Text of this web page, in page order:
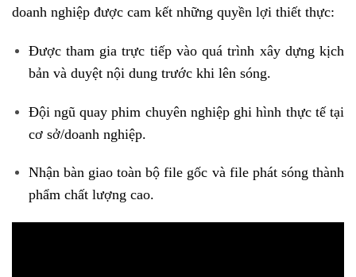
doanh nghiệp được cam kết những quyền lợi thiết thực:
Được tham gia trực tiếp vào quá trình xây dựng kịch
bản và duyệt nội dung trước khi lên sóng.
Đội ngũ quay phim chuyên nghiệp ghi hình thực tế tại
cơ sở/doanh nghiệp.
Nhận bàn giao toàn bộ file gốc và file phát sóng thành
phẩm chất lượng cao.